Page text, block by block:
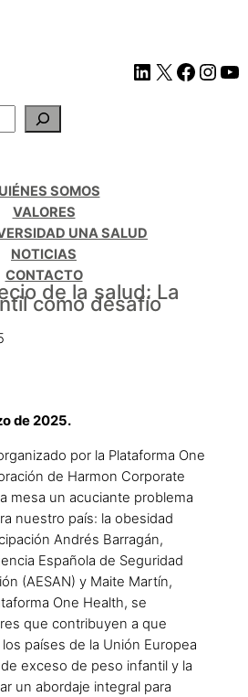
SOMOS
VALORES
UNA SALUD
NOTICIAS
CONTACTO
de la salud: La
como desafío
de 2025.
por la Plataforma One
de Harmon Corporate
mesa un acuciante problema
nuestro país: la obesidad
Andrés Barragán,
Española de Seguridad
(AESAN) y Maite Martín,
One Health, se
que contribuyen a que
países de la Unión Europea
exceso de peso infantil y la
un abordaje integral para